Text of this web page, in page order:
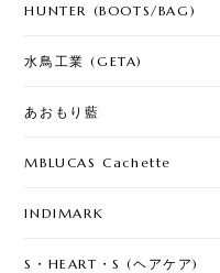
HUNTER (BOOTS/BAG)
水鳥工業 (GETA)
あおもり藍
MBLUCAS Cachette
INDIMARK
S・HEART・S (ヘアケア)